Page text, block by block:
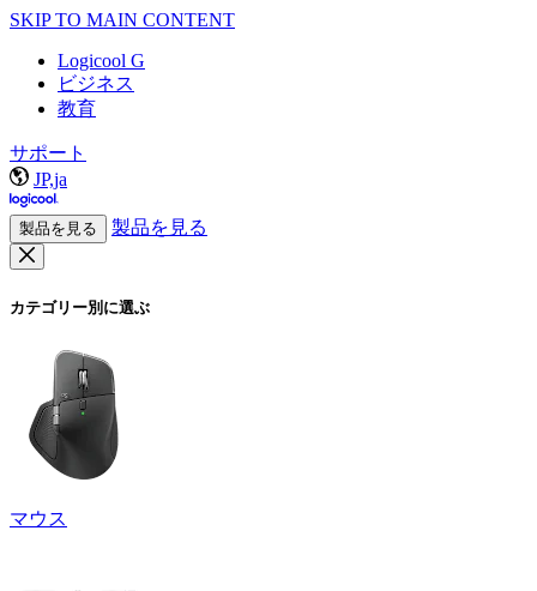
SKIP TO MAIN CONTENT
Logicool G
ビジネス
教育
サポート
JP,ja
製品を見る 製品を見る
カテゴリー別に選ぶ
マウス